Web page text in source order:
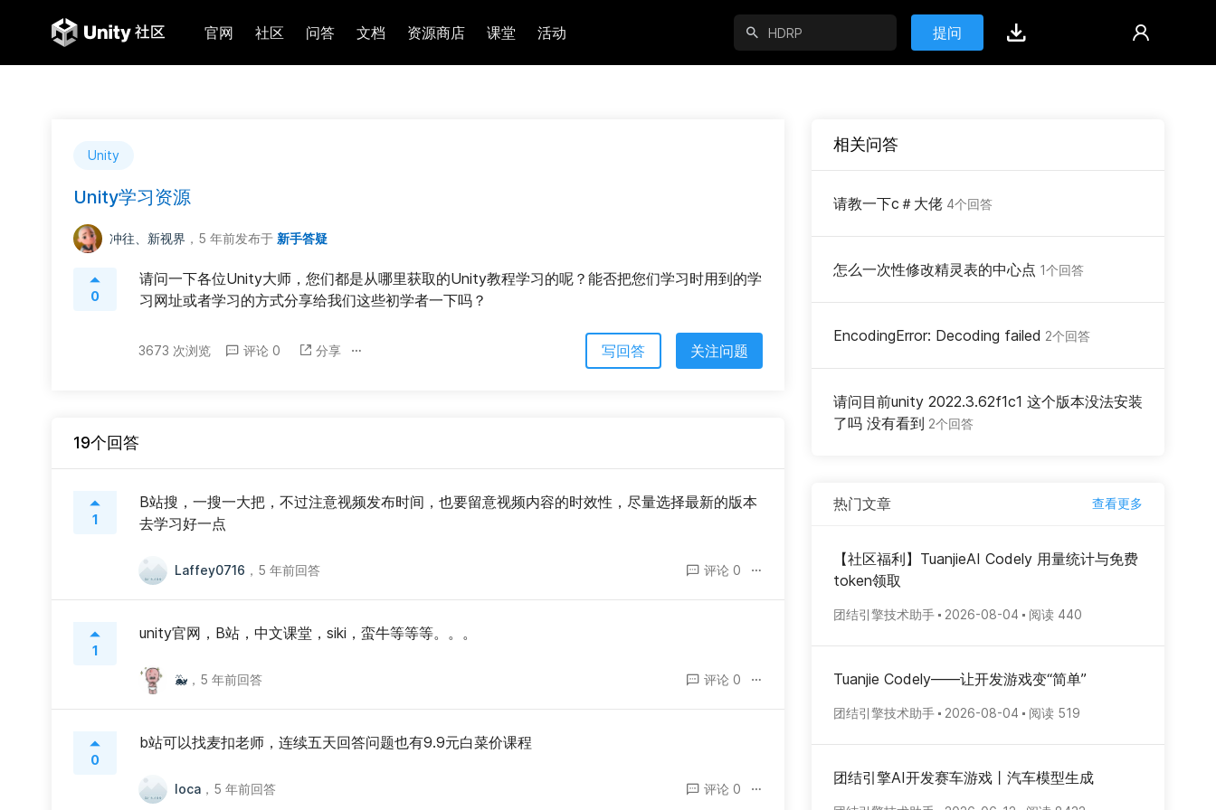
官网 社区 问答 文档 资源商店 课堂 活动 提问
Unity
Unity学习资源
冲往、新视界 ，5 年前发布于 新手答疑
0
请问一下各位Unity大师，您们都是从哪里获取的Unity教程学习的呢？能否把您们学习时用到的学
习网址或者学习的方式分享给我们这些初学者一下吗？
3673 次浏览 评论 0 分享 写回答 关注问题
19个回答
1
B站搜，一搜一大把，不过注意视频发布时间，也要留意视频内容的时效性，尽量选择最新的版本
去学习好一点
Laffey0716 ， 5 年前回答 评论 0
1
unity官网，B站，中文课堂，siki，蛮牛等等等。。。
🐳 ， 5 年前回答 评论 0
0
b站可以找麦扣老师，连续五天回答问题也有9.9元白菜价课程
loca ， 5 年前回答 评论 0
相关问答
请教一下c＃大佬 4个回答
怎么一次性修改精灵表的中心点 1个回答
EncodingError: Decoding failed 2个回答
请问目前unity 2022.3.62f1c1 这个版本没法安装
了吗 没有看到 2个回答
热门文章 查看更多
【社区福利】TuanjieAI Codely 用量统计与免费
token领取
团结引擎技术助手 2026-08-04 阅读 440
Tuanjie Codely——让开发游戏变“简单”
团结引擎技术助手 2026-08-04 阅读 519
团结引擎AI开发赛车游戏丨汽车模型生成